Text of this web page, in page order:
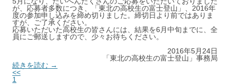
が、応募者多数につき、「東北の高校生の富士登山」、2016年
度の参加申し込みを締め切りました。締切日より前ではありま
すが、ご了承ください。
応募いただいた高校生の皆さんには、結果を6月中旬までに、全
員にご郵送しますので、少々お待ちください。
2016年5月24日
「東北の高校生の富士登山」事務局
続きを読む →
<<
1